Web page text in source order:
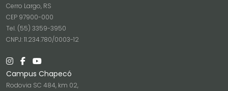
Cerro Largo, RS
CEP 97900-000
Tel. (55) 3359-3950
CNPJ: 11.234.780/0003-12
Campus Chapecó
Rodovia SC 484, km 02,